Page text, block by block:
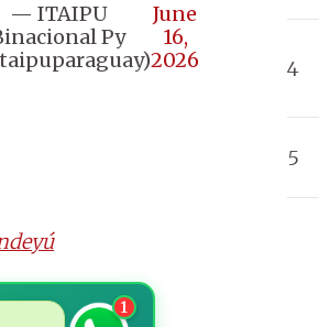
— ITAIPU
Py
June
16,
2026
1